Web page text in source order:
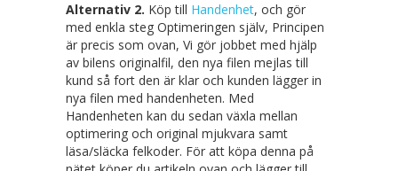
Alternativ 2. Köp till Handenhet, och gör
med enkla steg Optimeringen själv, Principen
är precis som ovan, Vi gör jobbet med hjälp
av bilens originalfil, den nya filen mejlas till
kund så fort den är klar och kunden lägger in
nya filen med handenheten. Med
Handenheten kan du sedan växla mellan
optimering och original mjukvara samt
läsa/släcka felkoder. För att köpa denna på